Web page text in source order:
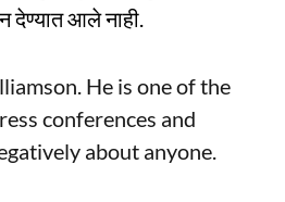
देण्यात आले नाही.
He is one of the
conferences and
about anyone.